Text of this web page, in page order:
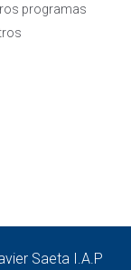
programas
Saeta I.A.P